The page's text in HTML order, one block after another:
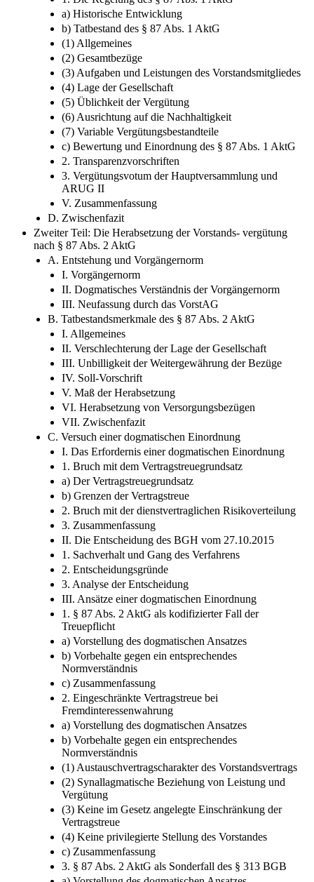
9. Zusammenfassung
IV. Rechtsrahmen der Vergütung
1. Die Regelung des § 87 Abs. 1 AktG
a) Historische Entwicklung
b) Tatbestand des § 87 Abs. 1 AktG
(1) Allgemeines
(2) Gesamtbezüge
(3) Aufgaben und Leistungen des Vorstandsmitgliedes
(4) Lage der Gesellschaft
(5) Üblichkeit der Vergütung
(6) Ausrichtung auf die Nachhaltigkeit
(7) Variable Vergütungsbestandteile
c) Bewertung und Einordnung des § 87 Abs. 1 AktG
2. Transparenzvorschriften
3. Vergütungsvotum der Hauptversammlung und
ARUG II
V. Zusammenfassung
D. Zwischenfazit
Zweiter Teil: Die Herabsetzung der Vorstands- vergütung
nach § 87 Abs. 2 AktG
A. Entstehung und Vorgängernorm
I. Vorgängernorm
II. Dogmatisches Verständnis der Vorgängernorm
III. Neufassung durch das VorstAG
B. Tatbestandsmerkmale des § 87 Abs. 2 AktG
I. Allgemeines
II. Verschlechterung der Lage der Gesellschaft
III. Unbilligkeit der Weitergewährung der Bezüge
IV. Soll-Vorschrift
V. Maß der Herabsetzung
VI. Herabsetzung von Versorgungsbezügen
VII. Zwischenfazit
C. Versuch einer dogmatischen Einordnung
I. Das Erfordernis einer dogmatischen Einordnung
1. Bruch mit dem Vertragstreuegrundsatz
a) Der Vertragstreuegrundsatz
b) Grenzen der Vertragstreue
2. Bruch mit der dienstvertraglichen Risikoverteilung
3. Zusammenfassung
II. Die Entscheidung des BGH vom 27.10.2015
1. Sachverhalt und Gang des Verfahrens
2. Entscheidungsgründe
3. Analyse der Entscheidung
III. Ansätze einer dogmatischen Einordnung
1. § 87 Abs. 2 AktG als kodifizierter Fall der
Treuepflicht
a) Vorstellung des dogmatischen Ansatzes
b) Vorbehalte gegen ein entsprechendes
Normverständnis
c) Zusammenfassung
2. Eingeschränkte Vertragstreue bei
Fremdinteressenwahrung
a) Vorstellung des dogmatischen Ansatzes
b) Vorbehalte gegen ein entsprechendes
Normverständnis
(1) Austauschvertragscharakter des Vorstandsvertrags
(2) Synallagmatische Beziehung von Leistung und
Vergütung
(3) Keine im Gesetz angelegte Einschränkung der
Vertragstreue
(4) Keine privilegierte Stellung des Vorstandes